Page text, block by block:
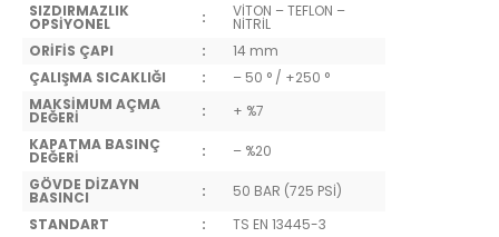
SIZDIRMAZLIK
OPSİYONEL : VİTON – TEFLON –
NİTRİL
ORİFİS ÇAPI
:
14 mm
ÇALIŞMA SICAKLIĞI
:
– 50 ° / +250 °
MAKSİMUM AÇMA
DEĞERİ :
+ %7
KAPATMA BASINÇ
DEĞERİ :
– %20
GÖVDE DİZAYN
BASINCI :
50 BAR (725 PSİ)
STANDART
:
TS EN 13445-3